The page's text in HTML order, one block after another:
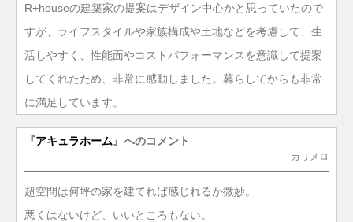
R+houseの建築家の提案はデザイン中心かと思っていたので
すが、ライフスタイルや家族構成や土地などを考慮して、生
活しやすく、性能面やコストパフォーマンスを意識して提案
してくれたため、非常に感動しました。暮らしてからも非常
に満足しています。
『アキュラホーム 』へのコメント
カリメロ
超空間は何坪の家を建てれば感じれるか微妙。
悪くはないけど、いいところもない。